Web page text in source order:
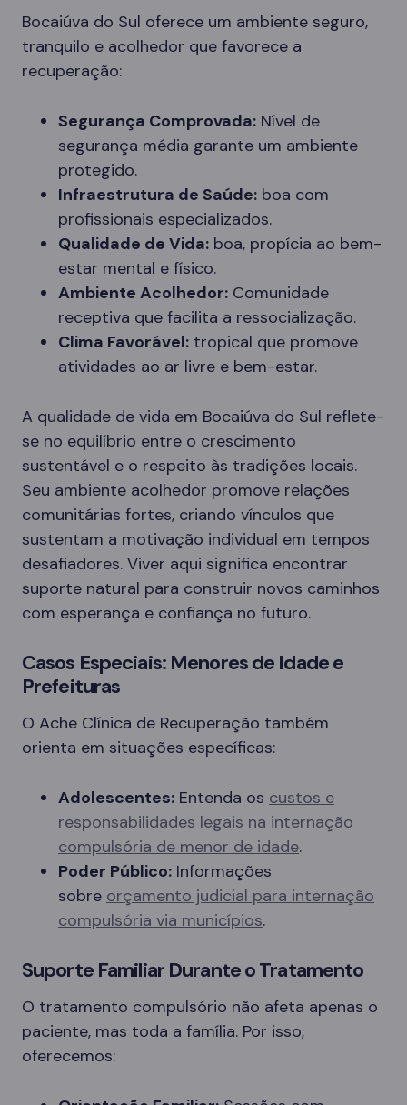
Bocaiúva do Sul oferece um ambiente seguro,
tranquilo e acolhedor que favorece a
recuperação:
Segurança Comprovada: Nível de
segurança média garante um ambiente
protegido.
Infraestrutura de Saúde: boa com
profissionais especializados.
Qualidade de Vida: boa, propícia ao bem-
estar mental e físico.
Ambiente Acolhedor: Comunidade
receptiva que facilita a ressocialização.
Clima Favorável: tropical que promove
atividades ao ar livre e bem-estar.
A qualidade de vida em Bocaiúva do Sul reflete-
se no equilíbrio entre o crescimento
sustentável e o respeito às tradições locais.
Seu ambiente acolhedor promove relações
comunitárias fortes, criando vínculos que
sustentam a motivação individual em tempos
desafiadores. Viver aqui significa encontrar
suporte natural para construir novos caminhos
com esperança e confiança no futuro.
Casos Especiais: Menores de Idade e
Prefeituras
O Ache Clínica de Recuperação também
orienta em situações específicas:
Adolescentes: Entenda os custos e
responsabilidades legais na internação
compulsória de menor de idade.
Poder Público: Informações
sobre orçamento judicial para internação
compulsória via municípios.
Suporte Familiar Durante o Tratamento
O tratamento compulsório não afeta apenas o
paciente, mas toda a família. Por isso,
oferecemos: